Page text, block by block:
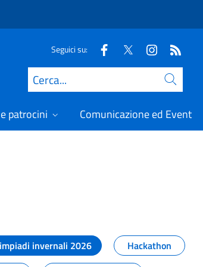
Seguici su:
Cerca
patrocini Comunicazione ed Eventi
invernali 2026
Hackathon